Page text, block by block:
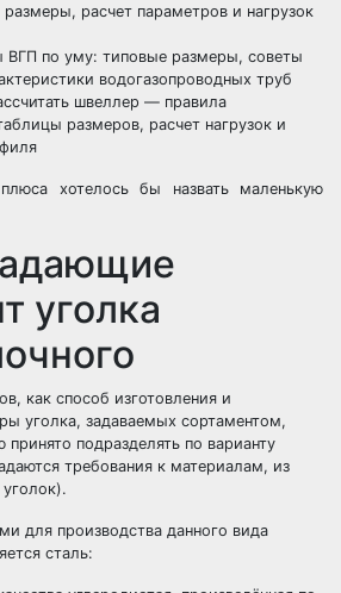
размеры, расчет параметров и нагрузок
по уму: типовые размеры, советы
водогазопроводных труб
швеллер — правила
размеров, расчет нагрузок и
хотелось бы назвать маленькую
уголка
как способ изготовления и
уголка, задаваемых сортаментом,
подразделять по варианту
требования к материалам, из
для производства данного вида
сталь: